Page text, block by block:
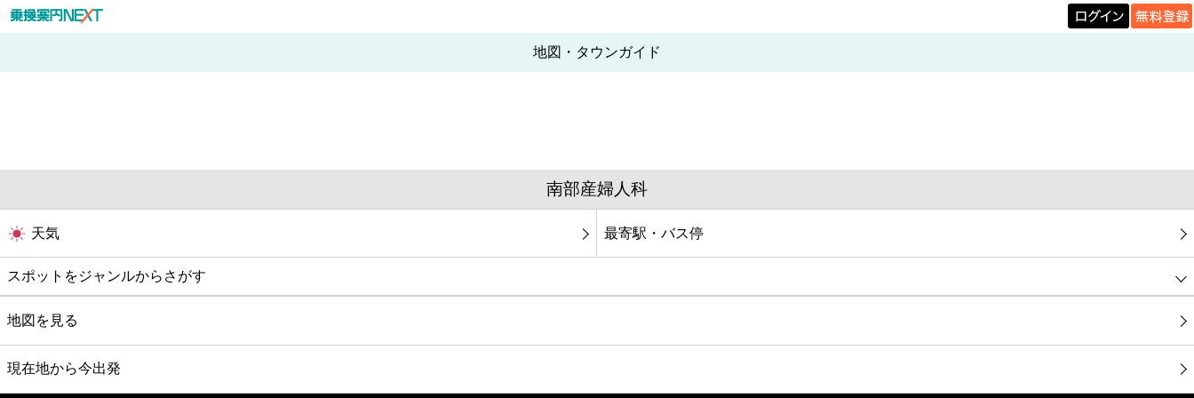
地図・タウンガイド
南部産婦人科
天気 最寄駅・バス停
スポットをジャンルからさがす
グルメ
映画
地図を見る
現在地から今出発